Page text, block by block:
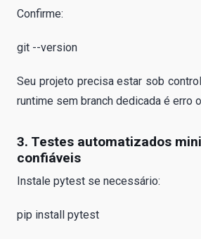
Confirme:
git --version
Seu projeto precisa estar sob
runtime sem branch dedicada é erro
3. Testes automatizados
confiáveis
Instale pytest se necessário:
pip install pytest